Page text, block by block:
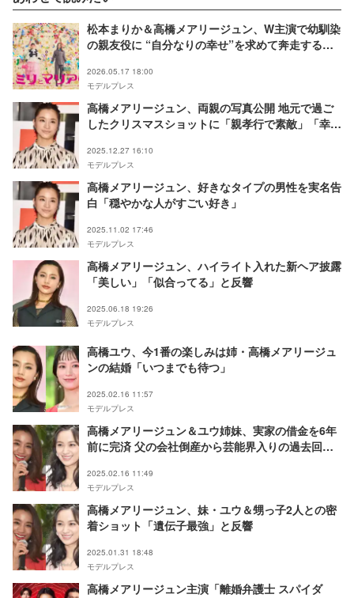
松本まりか＆高橋メアリージュン、W主演で幼馴染
の親友役に “自分なりの幸せ”を求めて奔走するオ
2026.05.17 18:00
モデルプレス
高橋メアリージュン、両親の写真公開 地元で過ご
したクリスマスショットに「親孝行で素敵」「幸せ
2025.12.27 16:10
モデルプレス
高橋メアリージュン、好きなタイプの男性を実名告
白「穏やかな人がすごい好き」
2025.11.02 17:46
モデルプレス
高橋メアリージュン、ハイライト入れた新ヘア披露
「美しい」「似合ってる」と反響
2025.06.18 19:26
モデルプレス
高橋ユウ、今1番の楽しみは姉・高橋メアリージュ
ンの結婚「いつまでも待つ」
2025.02.16 11:57
モデルプレス
高橋メアリージュン＆ユウ姉妹、実家の借金を6年
前に完済 父の会社倒産から芸能界入りの過去回顧
2025.02.16 11:49
モデルプレス
高橋メアリージュン、妹・ユウ＆甥っ子2人との密
着ショット「遺伝子最強」と反響
2025.01.31 18:48
モデルプレス
高橋メアリージュン主演「離婚弁護士 スパイダ